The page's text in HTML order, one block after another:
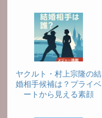
ヤクルト・村上宗隆の結
婚相手候補は？プライベ
ートから見える素顔